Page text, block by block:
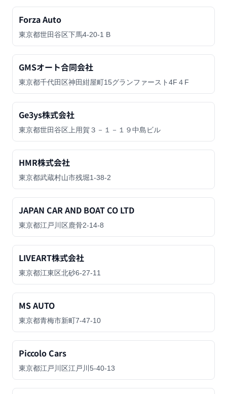
Forza Auto
東京都世田谷区下馬4-20-1 B
GMSオート合同会社
東京都千代田区神田紺屋町15グランファースト4F４F
Ge3ys株式会社
東京都世田谷区上用賀３－１－１９中島ビル
HMR株式会社
東京都武蔵村山市残堀1-38-2
JAPAN CAR AND BOAT CO LTD
東京都江戸川区鹿骨2-14-8
LIVEART株式会社
東京都江東区北砂6-27-11
MS AUTO
東京都青梅市新町7-47-10
Piccolo Cars
東京都江戸川区江戸川5-40-13